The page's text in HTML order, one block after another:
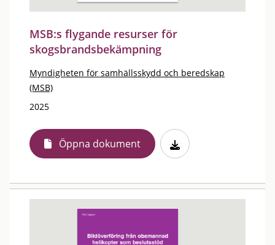
MSB:s flygande resurser för
skogsbrandsbekämpning
Myndigheten för samhällsskydd och beredskap
(MSB)
2025
Öppna dokument